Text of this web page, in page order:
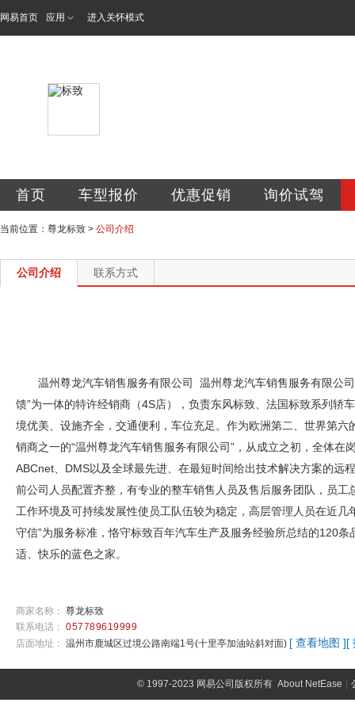
网易首页 应用 进入关怀模式
首页 车型报价 优惠促销 询价试驾
当前位置： 尊龙标致 > 公司介绍
公司介绍 联系方式
温州尊龙汽车销售服务有限公司 温州尊龙汽车销售服务有限公
馈”为一体的特许经销商（4S店），负责东风标致、法国标致系列
境优美、设施齐全，交通便利，车位充足。作为欧洲第二、世界第
销商之一的“温州尊龙汽车销售服务有限公司”，从成立之初，全体
ABCnet、DMS以及全球最先进、在最短时间给出技术解决方案的
前公司人员配置齐整，有专业的整车销售人员及售后服务团队，员
工作环境及可持续发展性使员工队伍较为稳定，高层管理人员在近
守信”为服务标准，恪守标致百年汽车生产及服务经验所总结的120
适、快乐的蓝色之家。
商家名称： 尊龙标致
联系电话： 057789619999
店面地址： 温州市鹿城区过境公路南端1号(十里亭加油站斜对面) [ 查看地图 ][
©1997-2023 网易公司版权所有 About NetEase